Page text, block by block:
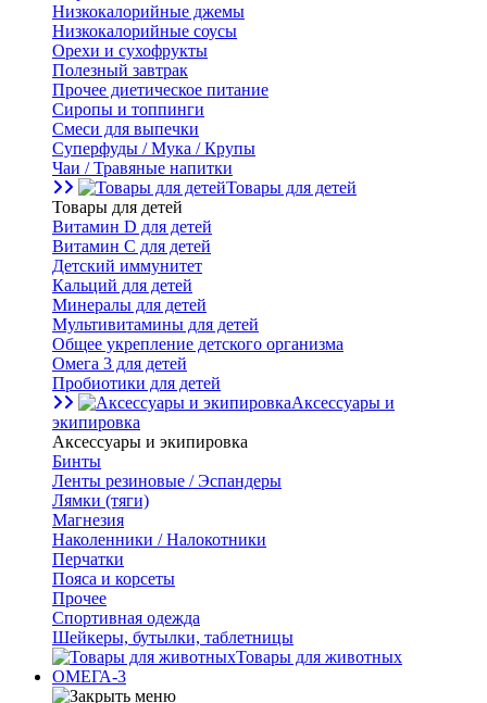
Низкокалорийные джемы
Низкокалорийные соусы
Орехи и сухофрукты
Полезный завтрак
Прочее диетическое питание
Сиропы и топпинги
Смеси для выпечки
Суперфуды / Мука / Крупы
Чаи / Травяные напитки
Товары для детей
Товары для детей
Витамин D для детей
Витамин С для детей
Детский иммунитет
Кальций для детей
Минералы для детей
Мультивитамины для детей
Общее укрепление детского организма
Омега 3 для детей
Пробиотики для детей
Аксессуары и
экипировка
Аксессуары и экипировка
Бинты
Ленты резиновые / Эспандеры
Лямки (тяги)
Магнезия
Наколенники / Налокотники
Перчатки
Пояса и корсеты
Прочее
Спортивная одежда
Шейкеры, бутылки, таблетницы
Товары для животных
ОМЕГА-3